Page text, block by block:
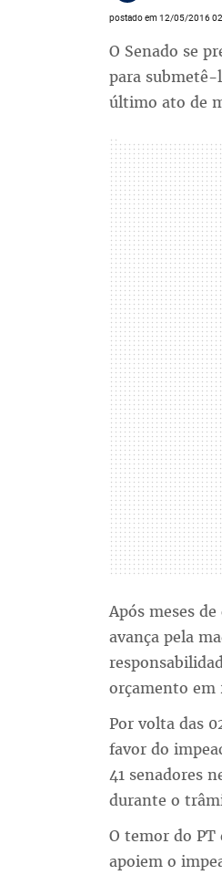
postado em 12/05/2016
O Senado se
para submetê-
último ato de
Após meses
avança pela
orçamento em
Por volta das
favor do
41 senadores
durante o
O temor do
apoiem o